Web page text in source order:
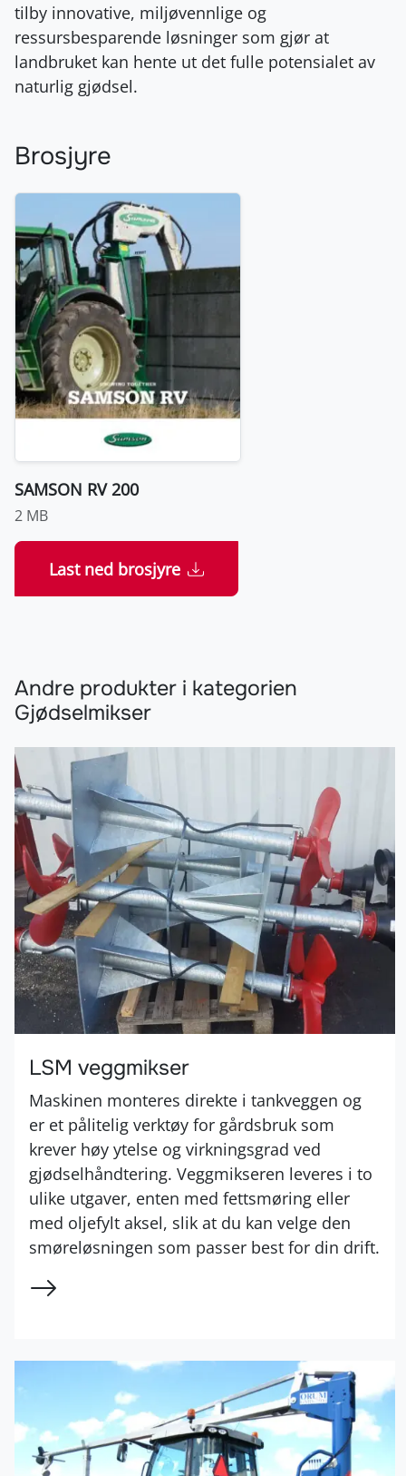
tilby innovative, miljøvennlige og
ressursbesparende løsninger som gjør at
landbruket kan hente ut det fulle potensialet av
naturlig gjødsel.
Brosjyre
SAMSON RV 200
2 MB
Last ned brosjyre
Andre produkter i kategorien
Gjødselmikser
LSM veggmikser
Maskinen monteres direkte i tankveggen og
er et pålitelig verktøy for gårdsbruk som
krever høy ytelse og virkningsgrad ved
gjødselhåndtering. Veggmikseren leveres i to
ulike utgaver, enten med fettsmøring eller
med oljefylt aksel, slik at du kan velge den
smøreløsningen som passer best for din drift.